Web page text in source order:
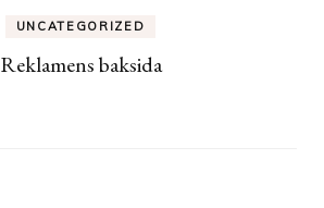
UNCATEGORIZED
Reklamens baksida